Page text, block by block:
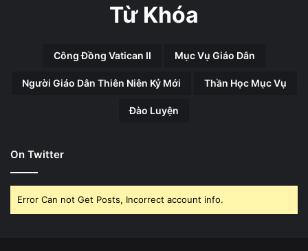
Từ Khóa
Công Đồng Vatican II Mục Vụ Giáo Dân
Người Giáo Dân Thiên Niên Kỷ Mới Thần Học Mục Vụ
Đào Luyện
On Twitter
Error Can not Get Posts, Incorrect account info.